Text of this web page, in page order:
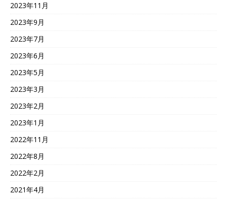
2023年11月
2023年9月
2023年7月
2023年6月
2023年5月
2023年3月
2023年2月
2023年1月
2022年11月
2022年8月
2022年2月
2021年4月